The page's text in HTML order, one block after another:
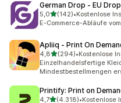
German Drop ‑ EU
5,0von 5 Sternen
(142)
142 Rezensionen
•Kostenlose
E-Commerce-Abläufe
Apliiq ‑ Print On
4,8von 5 Sternen
(294)
294 Rezensionen
•Kostenlose
Einzelhandelsfertige
Mindestbestellmengen
Printify: Print on
4,7von 5 Sternen
(4.318)•Kostenlose